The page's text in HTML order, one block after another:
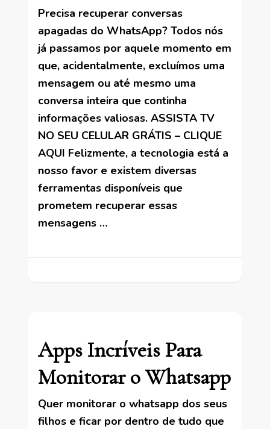
Precisa recuperar conversas
apagadas do WhatsApp? Todos nós
já passamos por aquele momento em
que, acidentalmente, excluímos uma
mensagem ou até mesmo uma
conversa inteira que continha
informações valiosas. ASSISTA TV
NO SEU CELULAR GRÁTIS – CLIQUE
AQUI Felizmente, a tecnologia está a
nosso favor e existem diversas
ferramentas disponíveis que
prometem recuperar essas
mensagens …
Apps Incríveis Para
Monitorar o Whatsapp
Quer monitorar o whatsapp dos seus
filhos e ficar por dentro de tudo que